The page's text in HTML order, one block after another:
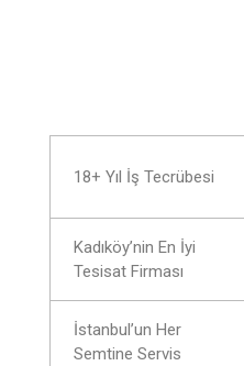
18+ Yıl İş Tecrübesi
Kadıköy’nin En İyi
Tesisat Firması
İstanbul’un Her
Semtine Servis